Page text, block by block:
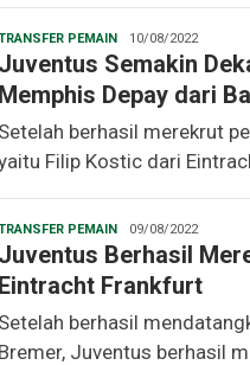
PEMAINChristopher
10/08/2022
Juventus Semakin
Memphis Depay dari
Setelah berhasil merekrut
Filip Kostic dari
PEMAINChristopher
09/08/2022
Juventus Berhasil
Eintracht Frankfurt
Setelah berhasil
Bremer, Juventus berhasil